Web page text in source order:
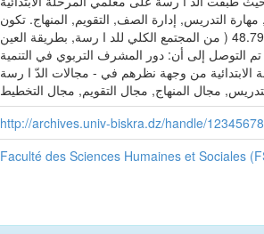
التدريس, إدارة الصف, التقويم, المنهاج. تكون
مجتمع الدّ ا رسة من جميع معلمي المرحلة الابتدائية والبالغ عددهم) 166 ( معلماً ومعلمة, تم اختيار) 81 ( معلماً ومعلمة أي بنسبة) 48.79 ( من المجتمع الكلي للد ا رسة, بطريقة العين
تم التوصل إلى أن: دور المشرف التربوي في التنمية
الابتدائية من وجهة نظرهم في - مجالات الدّ ا رسة
مجال المنهاج, مجال التقويم, مجال التخطيط
http://archives.univ-biskra.dz/handle/
Faculté des Sciences Humaines et Sociales